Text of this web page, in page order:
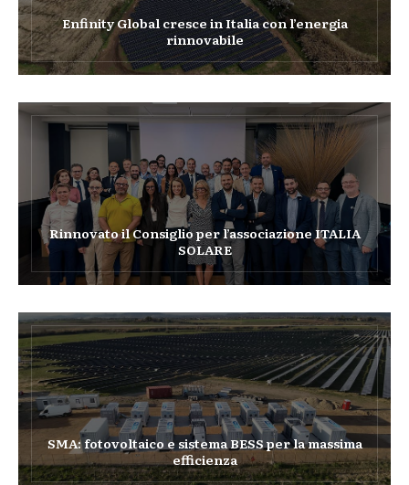
Enfinity Global cresce in Italia con l’energia
rinnovabile
Rinnovato il Consiglio per l’associazione ITALIA
SOLARE
SMA: fotovoltaico e sistema BESS per la massima
efficienza